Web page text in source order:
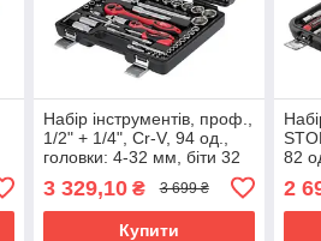
Набір інструментів, проф.,
1/2" + 1/4", Cr-V, 94 од.,
головки: 4-32 мм, біти 32
од., подовж. головки: 6-19
мм, кейс INTERTOOL
3 329,10₴ 3 699 ₴
Купити
82
мм,
2